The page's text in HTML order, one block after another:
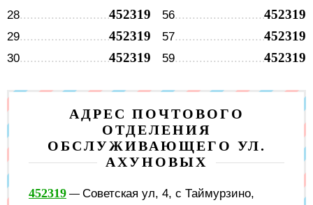
28 452319
29 452319
30 452319
56 452319
57 452319
59 452319
АДРЕС ПОЧТОВОГО
ОТДЕЛЕНИЯ
ОБСЛУЖИВАЮЩЕГО УЛ.
АХУНОВЫХ
452319 — Советская ул, 4, с Таймурзино,